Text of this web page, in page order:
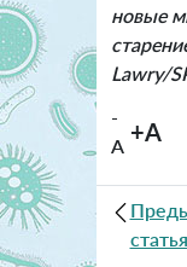
новые
Lawry/
-
A +A
статья